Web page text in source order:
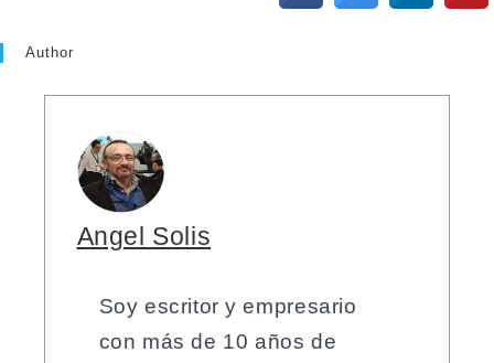
Author
Angel Solis
Soy escritor y empresario
con más de 10 años de